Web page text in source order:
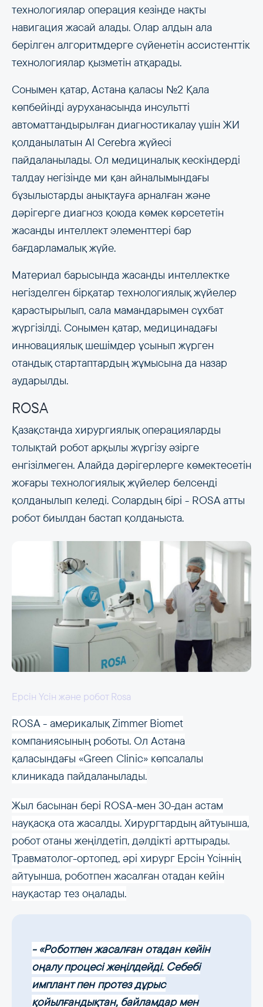
технологиялар операция кезінде нақты
навигация жасай алады. Олар алдын ала
берілген алгоритмдерге сүйенетін ассистенттік
технологиялар қызметін атқарады.
Сонымен қатар, Астана қаласы №2 Қала
көпбейінді ауруханасында инсультті
автоматтандырылған диагностикалау үшін ЖИ
қолданылатын Al Cerebra жүйесі
пайдаланылады. Ол медициналық кескіндерді
талдау негізінде ми қан айналымындағы
бұзылыстарды анықтауға арналған және
дәрігерге диагноз қоюда көмек көрсететін
жасанды интеллект элементтері бар
бағдарламалық жүйе.
Материал барысында жасанды интеллектке
негізделген бірқатар технологиялық жүйелер
қарастырылып, сала мамандарымен сұхбат
жүргізілді. Сонымен қатар, медицинадағы
инновациялық шешімдер ұсынып жүрген
отандық стартаптардың жұмысына да назар
аударылды.
ROSA
Қазақстанда хирургиялық операцияларды
толықтай робот арқылы жүргізу әзірге
енгізілмеген. Алайда дәрігерлерге көмектесетін
жоғары технологиялық жүйелер белсенді
қолданылып келеді. Солардың бірі - ROSA атты
робот биылдан бастап қолданыста.
Ерсін Үсін және робот Rosa
ROSA - америкалық Zimmer Biomet
компаниясының роботы. Ол Астана
қаласындағы «Green Clinic» көпсалалы
клиникада пайдаланылады.
Жыл басынан бері ROSA-мен 30-дан астам
науқасқа ота жасалды. Хирургтардың айтуынша,
робот отаны жеңілдетіп, дәлдікті арттырады.
Травматолог-ортопед, әрі хирург Ерсін Үсіннің
айтуынша, роботпен жасалған отадан кейін
науқастар тез оңалады.
- «Роботпен жасалған отадан кейін
оңалу процесі жеңілдейді. Себебі
имплант пен протез дұрыс
қойылғандықтан, байламдар мен